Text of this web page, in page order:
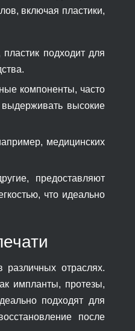
включая пластики,
подходит для
компоненты, часто
выдерживать высокие
медицинских
предоставляют
что идеально
отраслях.
импланты, протезы,
подходят для
после